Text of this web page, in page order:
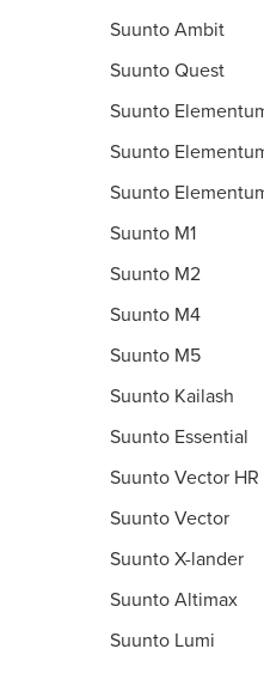
Suunto Ambit
Suunto Quest
Suunto
Suunto
Suunto
Suunto M1
Suunto M2
Suunto M4
Suunto M5
Suunto Kailash
Suunto Essential
Suunto Vector HR
Suunto Vector
Suunto X-lander
Suunto Altimax
Suunto Lumi